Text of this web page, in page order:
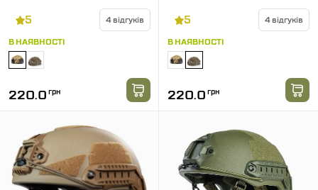
5 4 відгуків
В НАЯВНОСТІ
220.0 грн
5 4 відгуків
В НАЯВНОСТІ
220.0 грн